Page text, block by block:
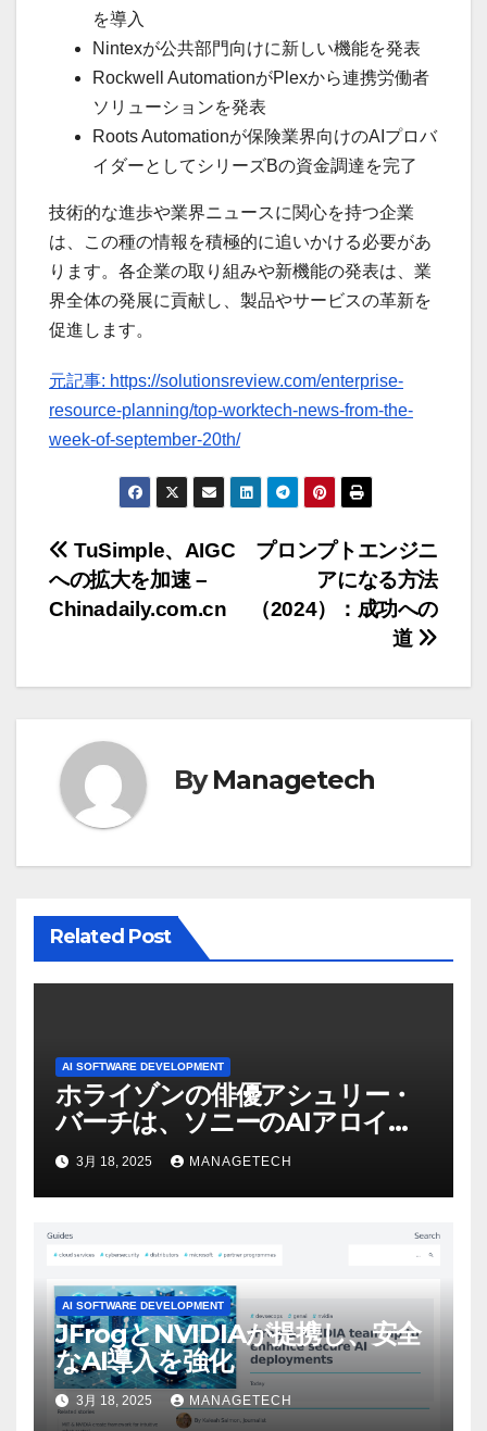
を導入
Nintexが公共部門向けに新しい機能を発表
Rockwell AutomationがPlexから連携労働者
ソリューションを発表
Roots Automationが保険業界向けのAIプロバ
イダーとしてシリーズBの資金調達を完了
技術的な進歩や業界ニュースに関心を持つ企業
は、この種の情報を積極的に追いかける必要があ
ります。各企業の取り組みや新機能の発表は、業
界全体の発展に貢献し、製品やサービスの革新を
促進します。
元記事: https://solutionsreview.com/enterprise-
resource-planning/top-worktech-news-from-the-
week-of-september-20th/
投
稿
ビ
ゲ
ー
シ
ョ
ン
プロンプトエンジニ
アになる方法
（2024）：成功への
道
TuSimple、AIGC
への拡大を加速 –
Chinadaily.com.cn
ByManagetech
Related Post
AI SOFTWARE DEVELOPMENT
ホライゾンの俳優アシュリー・
バーチは、ソニーのAIアロイの
ビデオを見て「ゲームパフォー
マンスという芸術形式に不安を
感じた」と語る – IGN
3月 18, 2025 MANAGETECH
AI SOFTWARE DEVELOPMENT
JFrogとNVIDIAが提携し、安全
なAI導入を強化
3月 18, 2025 MANAGETECH